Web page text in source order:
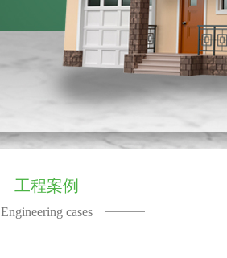
工程案例
Engineering cases